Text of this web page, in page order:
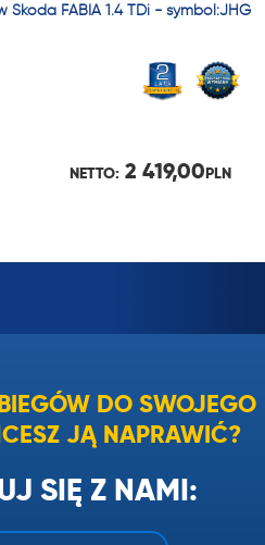
Skoda FABIA 1.4 TDi - symbol:JHG
NETTO: 2 419,00PLN
DO SWOJEGO
JĄ NAPRAWIĆ?
SIĘ Z NAMI: